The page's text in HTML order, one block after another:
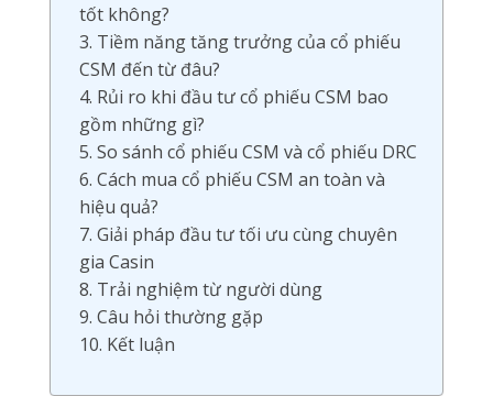
tốt không?
3. Tiềm năng tăng trưởng của cổ phiếu
CSM đến từ đâu?
4. Rủi ro khi đầu tư cổ phiếu CSM bao
gồm những gì?
5. So sánh cổ phiếu CSM và cổ phiếu DRC
6. Cách mua cổ phiếu CSM an toàn và
hiệu quả?
7. Giải pháp đầu tư tối ưu cùng chuyên
gia Casin
8. Trải nghiệm từ người dùng
9. Câu hỏi thường gặp
10. Kết luận